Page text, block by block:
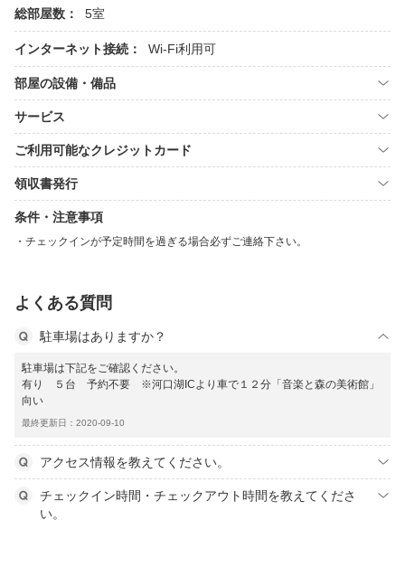
総部屋数： 5室
インターネット接続： Wi-Fi利用可
部屋の設備・備品
サービス
ご利用可能なクレジットカード
領収書発行
条件・注意事項
チェックインが予定時間を過ぎる場合必ずご連絡下さい。
よくある質問
駐車場はありますか？
駐車場は下記をご確認ください。
有り ５台 予約不要 ※河口湖ICより車で１２分「音楽と森の美術館」
向い
最終更新日：2020-09-10
アクセス情報を教えてください。
チェックイン時間・チェックアウト時間を教えてくださ
い。